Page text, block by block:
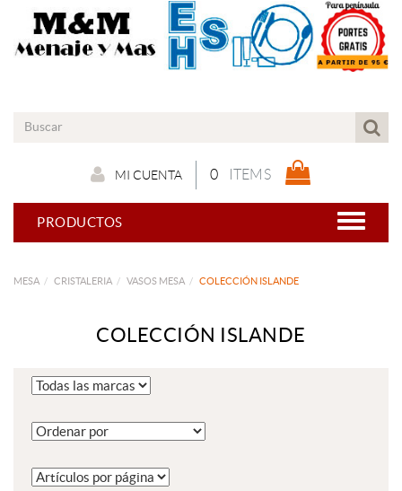
0 ITEMS
MI CUENTA
PRODUCTOS
MESA CRISTALERIA VASOS MESA COLECCIÓN ISLANDE
COLECCIÓN ISLANDE